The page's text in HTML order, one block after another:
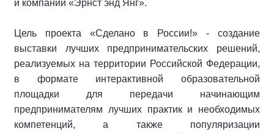
и компании «Эрнст энд Янг».
Цель проекта «Сделано в России!» - создание
выставки лучших предпринимательских решений,
реализуемых на территории Российской Федерации,
в формате интерактивной образовательной
площадки для передачи начинающим
предпринимателям лучших практик и необходимых
компетенций, а также популяризации